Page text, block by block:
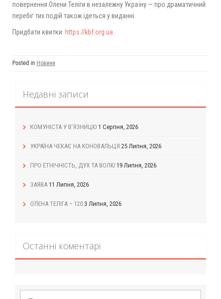
повернення Олени Теліги в незалежну Україну — про драматичний
перебіг тих подій також ідеться у виданні.
Придбати квитки: https://kbf.org.ua
Posted in Новини
Недавні записи
КОМУНІСТА У В’ЯЗНИЦЮ 1 Серпня, 2026
УКРАЇНА ЧЕКАЄ НА КОНОВАЛЬЦЯ 25 Липня, 2026
ПРО ЕТНІЧНІСТЬ, ДУХ ТА ВОЛЮ 19 Липня, 2026
ЗАЯВА 11 Липня, 2026
ОЛЕНА ТЕЛІГА – 120 3 Липня, 2026
Останні коментарі